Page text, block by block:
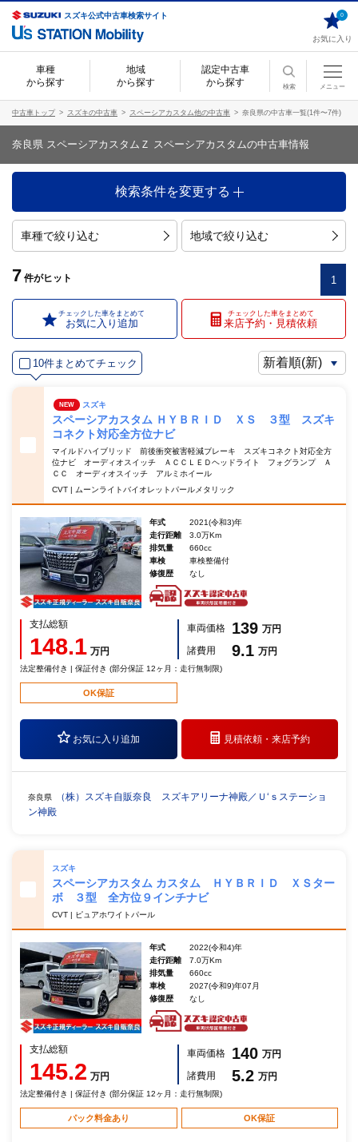
スズキ公式中古車検索サイト
お気に入り
0
車種
から探す
地域
から探す
認定中古車
から探す
検索 メニュー
中古車トップ スズキの中古車 スペーシアカスタム他の中古車 奈良県の中古車一覧(1件〜7件)
奈良県 スペーシアカスタムＺ スペーシアカスタムの中古車情報
検索条件を変更する
車種で絞り込む 地域で絞り込む
7 件がヒット 1
チェックした車をまとめて
お気に入り追加
チェックした車をまとめて
来店予約・見積依頼
10件まとめてチェック
NEW スズキ
スペーシアカスタム ＨＹＢＲＩＤ ＸＳ ３型 スズキ
コネクト対応全方位ナビ
マイルドハイブリッド 前後衝突被害軽減ブレーキ スズキコネクト対応全方
位ナビ オーディオスイッチ ＡＣＣＬＥＤヘッドライト フォグランプ Ａ
ＣＣ オーディオスイッチ アルミホイール
CVT | ムーンライトバイオレットパールメタリック
年式
2021(令和3)年
走行距離
3.0万Km
排気量
660cc
車検
車検整備付
修復歴
なし
支払総額
148.1 万円
車両価格 139 万円
諸費用
9.1 万円
法定整備付き | 保証付き (部分保証 12ヶ月：走行無制限)
OK保証
お気に入り追加 見積依頼・来店予約
奈良県
（株）スズキ自販奈良 スズキアリーナ神殿／Ｕ‘ｓステーショ
ン神殿
スズキ
スペーシアカスタム カスタム ＨＹＢＲＩＤ ＸＳター
ボ ３型 全方位９インチナビ
CVT | ピュアホワイトパール
年式
2022(令和4)年
走行距離
7.0万Km
排気量
660cc
車検
2027(令和9)年07月
修復歴
なし
支払総額
145.2 万円
車両価格 140 万円
諸費用
5.2 万円
法定整備付き | 保証付き (部分保証 12ヶ月：走行無制限)
パック料金あり OK保証